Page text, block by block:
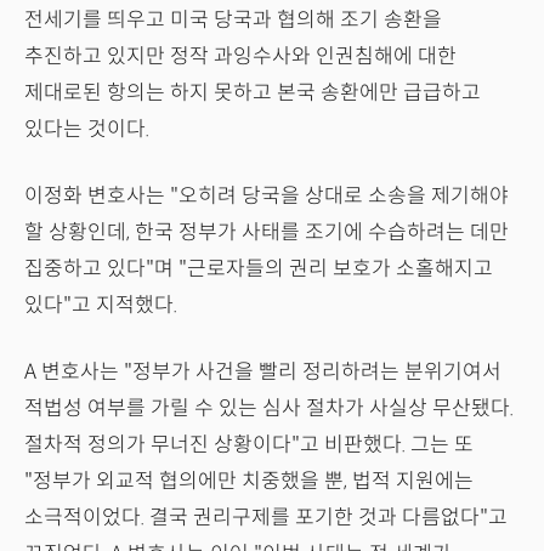
전세기를 띄우고 미국 당국과 협의해 조기 송환을
추진하고 있지만 정작 과잉수사와 인권침해에 대한
제대로된 항의는 하지 못하고 본국 송환에만 급급하고
있다는 것이다.
이정화 변호사는 "오히려 당국을 상대로 소송을 제기해야
할 상황인데, 한국 정부가 사태를 조기에 수습하려는 데만
집중하고 있다"며 "근로자들의 권리 보호가 소홀해지고
있다"고 지적했다.
A 변호사는 "정부가 사건을 빨리 정리하려는 분위기여서
적법성 여부를 가릴 수 있는 심사 절차가 사실상 무산됐다.
절차적 정의가 무너진 상황이다"고 비판했다. 그는 또
"정부가 외교적 협의에만 치중했을 뿐, 법적 지원에는
소극적이었다. 결국 권리구제를 포기한 것과 다름없다"고